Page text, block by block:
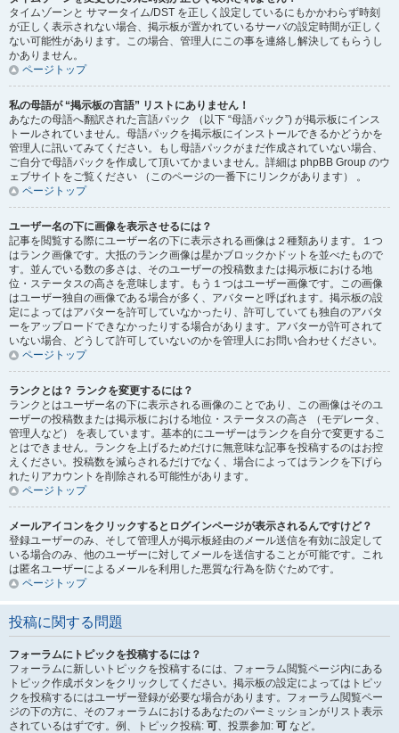
タイムゾーンと サマータイム/DST を正しく設定しているにもかかわらず時刻
が正しく表示されない場合、掲示板が置かれているサーバの設定時間が正しく
ない可能性があります。この場合、管理人にこの事を連絡し解決してもらうし
かありません。
ページトップ
私の母語が “掲示板の言語” リストにありません！
あなたの母語へ翻訳された言語パック （以下 “母語パック”) が掲示板にインス
トールされていません。母語パックを掲示板にインストールできるかどうかを
管理人に訊いてみてください。もし母語パックがまだ作成されていない場合、
ご自分で母語パックを作成して頂いてかまいません。詳細は phpBB Group のウ
ェブサイトをご覧ください （このページの一番下にリンクがあります） 。
ページトップ
ユーザー名の下に画像を表示させるには？
記事を閲覧する際にユーザー名の下に表示される画像は２種類あります。１つ
はランク画像です。大抵のランク画像は星かブロックかドットを並べたもので
す。並んでいる数の多さは、そのユーザーの投稿数または掲示板における地
位・ステータスの高さを意味します。もう１つはユーザー画像です。この画像
はユーザー独自の画像である場合が多く、アバターと呼ばれます。掲示板の設
定によってはアバターを許可していなかったり、許可していても独自のアバタ
ーをアップロードできなかったりする場合があります。アバターが許可されて
いない場合、どうして許可していないのかを管理人にお問い合わせください。
ページトップ
ランクとは？ ランクを変更するには？
ランクとはユーザー名の下に表示される画像のことであり、この画像はそのユ
ーザーの投稿数または掲示板における地位・ステータスの高さ （モデレータ、
管理人など） を表しています。基本的にユーザーはランクを自分で変更するこ
とはできません。ランクを上げるためだけに無意味な記事を投稿するのはお控
えください。投稿数を減らされるだけでなく、場合によってはランクを下げら
れたりアカウントを削除される可能性があります。
ページトップ
メールアイコンをクリックするとログインページが表示されるんですけど？
登録ユーザーのみ、そして管理人が掲示板経由のメール送信を有効に設定して
いる場合のみ、他のユーザーに対してメールを送信することが可能です。これ
は匿名ユーザーによるメールを利用した悪質な行為を防ぐためです。
ページトップ
投稿に関する問題
フォーラムにトピックを投稿するには？
フォーラムに新しいトピックを投稿するには、フォーラム閲覧ページ内にある
トピック作成ボタンをクリックしてください。掲示板の設定によってはトピッ
クを投稿するにはユーザー登録が必要な場合があります。フォーラム閲覧ペー
ジの下の方に、そのフォーラムにおけるあなたのパーミッションがリスト表示
されているはずです。例、トピック投稿: 可、投票参加: 可 など。